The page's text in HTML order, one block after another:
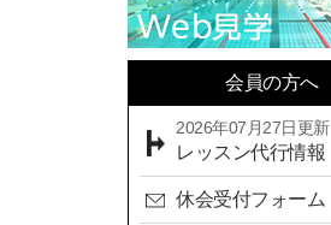
2025年02月(9)
2025年01月(14)
2024年12月(14)
2024年11月(19)
2024年09月(15)
会員の方へ
2026年07月27日更新
レッスン代行情報
休会受付フォーム